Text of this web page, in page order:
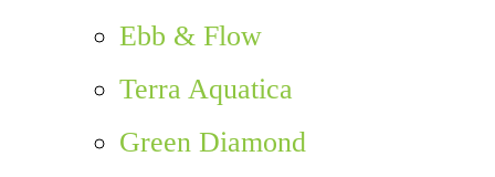
Ebb & Flow
Terra Aquatica
Green Diamond